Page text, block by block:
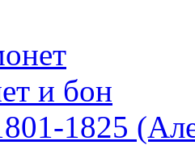
и бон
1825